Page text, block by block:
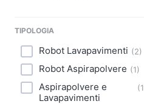
TIPOLOGIA
Robot Lavapavimenti (2)
Robot Aspirapolvere (1)
Aspirapolvere e
Lavapavimenti
(1